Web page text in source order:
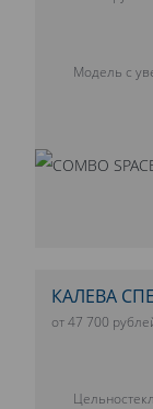
Модель с
КАЛЕВА
от 47 700